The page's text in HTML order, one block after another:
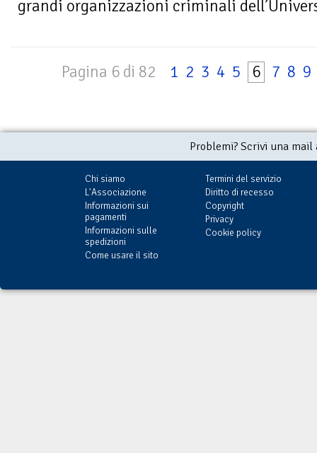
grandi organizzazioni criminali
Pagina 6 di 82 1 2 3 4 5 6 7 8 9
Problemi? Scrivi una
Chi siamo
L'Associazione
Informazioni sui
pagamenti
Informazioni sulle
spedizioni
Come usare il sito
Termini del servizio
Diritto di recesso
Copyright
Privacy
Cookie policy